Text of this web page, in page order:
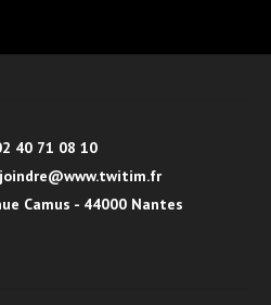
40 71 08 10
Camus - 44000 Nantes